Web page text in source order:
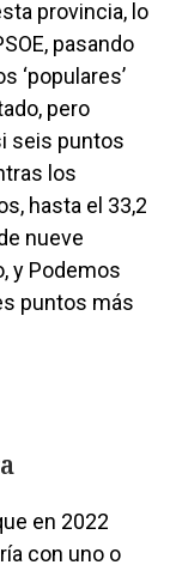
provincia, lo
pasando
‘populares’
pero
seis puntos
los
hasta el 33,2
nueve
y Podemos
puntos más
en 2022
con uno o